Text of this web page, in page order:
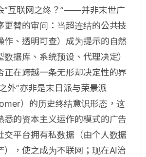
“互联网之终？”——并非末世广
更替的审问：当超连结的公共技
作、透明可查）成为提示的自然
据库、系统预设、代理决定）
正在跨越一条无形却决定性的界
外”亦非是末日派与荣景派
）的历史终结意识形态，这
悉的资本主义运作的模式的广告
交平台拥有私数据（由个人数据
），使之成为不联网；现在AI治